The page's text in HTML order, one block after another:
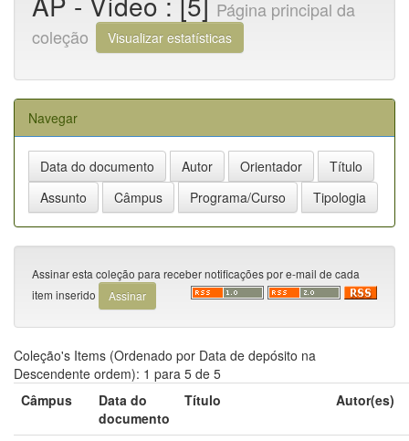
Página principal da
coleção
Visualizar estatísticas
Navegar
Assinar esta coleção para receber notificações por e-mail de cada
item inserido
Coleção's Items (Ordenado por Data de depósito na
Descendente ordem): 1 para 5 de 5
Câmpus
Data do
documento
Título Autor(es)